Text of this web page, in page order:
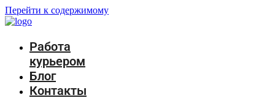
Перейти к содержимому
Работа
курьером
Блог
Контакты